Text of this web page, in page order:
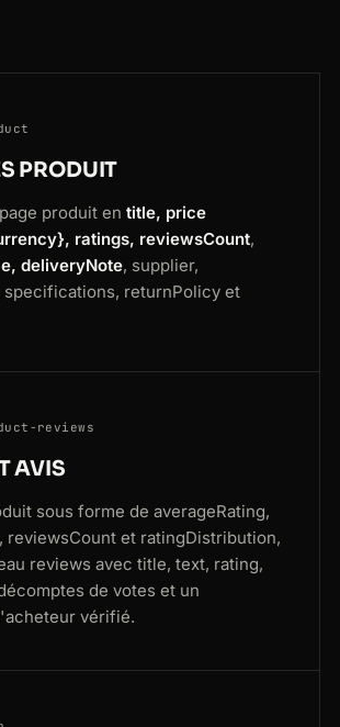
PRODUIT
produit en title, price
ratings, reviewsCount,
deliveryNote, supplier,
returnPolicy et
reviews
AVIS
sous forme de averageRating,
reviewsCount et ratingDistribution,
reviews avec title, text, rating,
de votes et un
vérifié.